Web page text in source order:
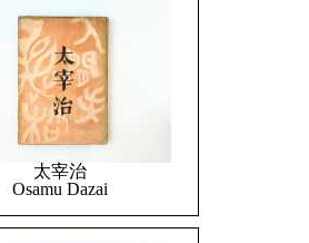
太宰治
Osamu Dazai